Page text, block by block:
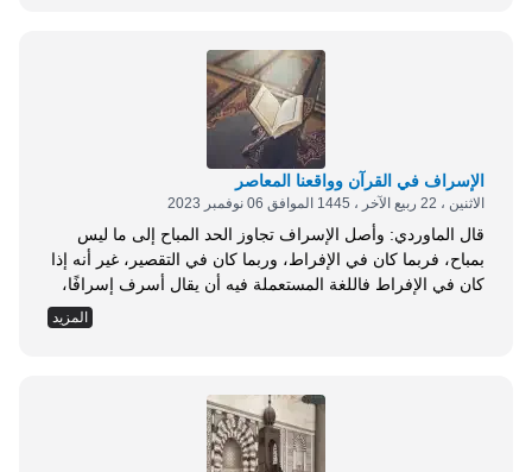
الإسراف في القرآن وواقعنا المعاصر
الاثنين ، 22 ربيع الآخر ، 1445 الموافق 06 نوفمبر 2023
قال الماوردي: وأصل الإسراف تجاوز الحد المباح إلى ما ليس
بمباح، فربما كان في الإفراط، وربما كان في التقصير، غير أنه إذا
كان في الإفراط فاللغة المستعملة فيه أن يقال أسرف إسرافًا،
وإذا كان في التقصير قيل سرف يسرف (1) . عن أبي هريرة
رضي الله عنه أنَّه قال: قال رسول الله صلى الله عليه وسلم:
المزيد